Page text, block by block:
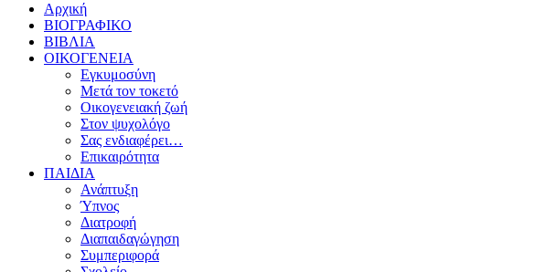
Αρχική
ΒΙΟΓΡΑΦΙΚΟ
ΒΙΒΛΙΑ
ΟΙΚΟΓΕΝΕΙΑ
Εγκυμοσύνη
Μετά τον τοκετό
Οικογενειακή ζωή
Στον ψυχολόγο
Σας ενδιαφέρει…
Επικαιρότητα
ΠΑΙΔΙΑ
Ανάπτυξη
Ύπνος
Διατροφή
Διαπαιδαγώγηση
Συμπεριφορά